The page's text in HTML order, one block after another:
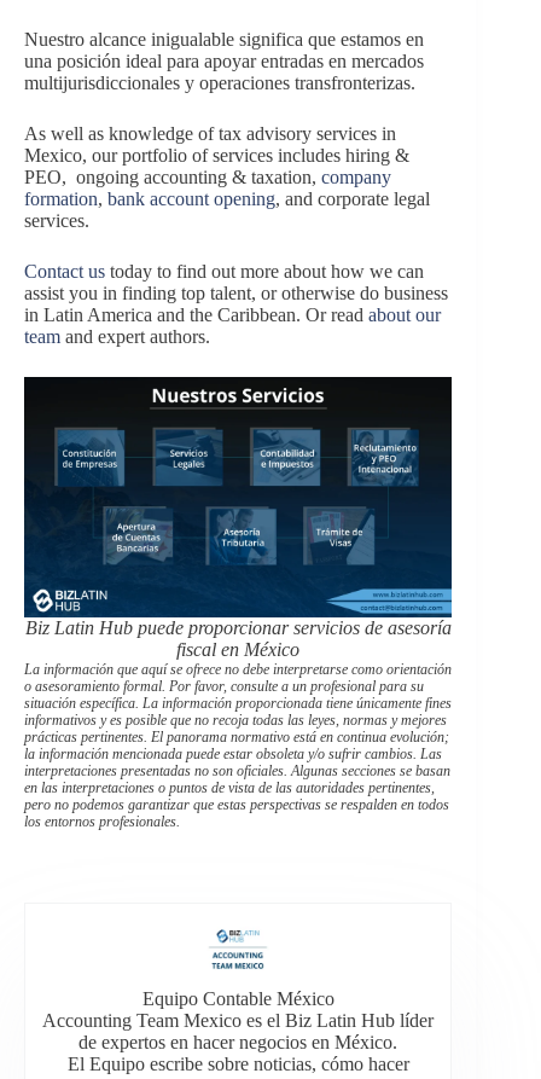
Nuestro alcance inigualable significa que estamos en
una posición ideal para apoyar entradas en mercados
multijurisdiccionales y operaciones transfronterizas.
As well as knowledge of tax advisory services in
Mexico, our portfolio of services includes hiring &
PEO, ongoing accounting & taxation, company
formation, bank account opening, and corporate legal
services.
Contact us today to find out more about how we can
assist you in finding top talent, or otherwise do business
in Latin America and the Caribbean. Or read about our
team and expert authors.
Biz Latin Hub puede proporcionar servicios de asesoría
fiscal en México
La información que aquí se ofrece no debe interpretarse como orientación
o asesoramiento formal. Por favor, consulte a un profesional para su
situación específica. La información proporcionada tiene únicamente fines
informativos y es posible que no recoja todas las leyes, normas y mejores
prácticas pertinentes. El panorama normativo está en continua evolución;
la información mencionada puede estar obsoleta y/o sufrir cambios. Las
interpretaciones presentadas no son oficiales. Algunas secciones se basan
en las interpretaciones o puntos de vista de las autoridades pertinentes,
pero no podemos garantizar que estas perspectivas se respalden en todos
los entornos profesionales.
Equipo Contable México
Accounting Team Mexico es el Biz Latin Hub líder
de expertos en hacer negocios en México.
El Equipo escribe sobre noticias, cómo hacer